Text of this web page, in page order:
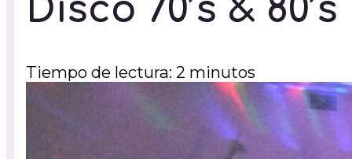
Disco 70’s & 80’s
Tiempo de lectura: 2 minutos